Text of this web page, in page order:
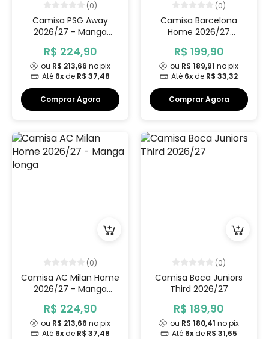
(0)
Camisa PSG Away
2026/27 - Manga
R$ 224,90
ou R$ 213,66 no pix
Até 6xde R$ 37,48
Comprar Agora
(0)
Camisa Barcelona
Home 2026/27
R$ 199,90
ou R$ 189,91 no pix
Até 6xde R$ 33,32
Comprar Agora
(0)
Camisa AC Milan Home
2026/27 - Manga
R$ 224,90
ou R$ 213,66 no pix
Até 6xde R$ 37,48
(0)
Camisa Boca Juniors
Third 2026/27
R$ 189,90
ou R$ 180,41 no pix
Até 6xde R$ 31,65